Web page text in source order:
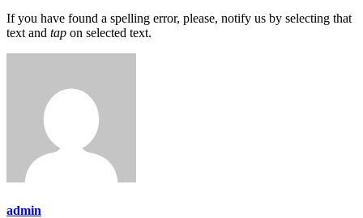
If you have found a spelling error, please, notify us by selecting that
text and tap on selected text.
admin